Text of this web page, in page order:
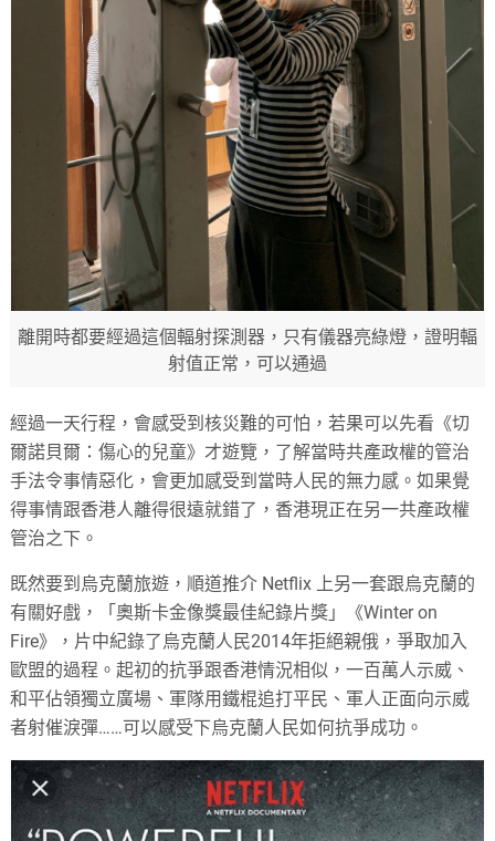
離開時都要經過這個輻射探測器，只有儀器亮綠燈，證明輻
射值正常，可以通過
經過一天行程，會感受到核災難的可怕，若果可以先看《切
爾諾貝爾：傷心的兒童》才遊覽，了解當時共產政權的管治
手法令事情惡化，會更加感受到當時人民的無力感。如果覺
得事情跟香港人離得很遠就錯了，香港現正在另一共產政權
管治之下。
既然要到烏克蘭旅遊，順道推介 Netflix 上另一套跟烏克蘭的
有關好戲，「奧斯卡金像獎最佳紀錄片獎」《Winter on
Fire》，片中紀錄了烏克蘭人民2014年拒絕親俄，爭取加入
歐盟的過程。起初的抗爭跟香港情況相似，一百萬人示威、
和平佔領獨立廣場、軍隊用鐵棍追打平民、軍人正面向示威
者射催淚彈……可以感受下烏克蘭人民如何抗爭成功。